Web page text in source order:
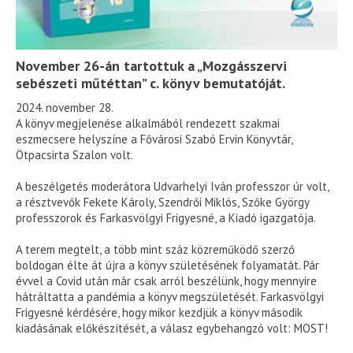
November 26-án tartottuk a „Mozgásszervi
sebészeti műtéttan” c. könyv bemutatóját.
2024. november 28.
A könyv megjelenése alkalmából rendezett szakmai
eszmecsere helyszíne a Fővárosi Szabó Ervin Könyvtár,
Ötpacsirta Szalon volt.
A beszélgetés moderátora Udvarhelyi Iván professzor úr volt,
a résztvevők Fekete Károly, Szendrői Miklós, Szőke György
professzorok és Farkasvölgyi Frigyesné, a Kiadó igazgatója.
A terem megtelt, a több mint száz közreműködő szerző
boldogan élte át újra a könyv születésének folyamatát. Pár
évvel a Covid után már csak arról beszélünk, hogy mennyire
hátráltatta a pandémia a könyv megszületését. Farkasvölgyi
Frigyesné kérdésére, hogy mikor kezdjük a könyv második
kiadásának előkészítését, a válasz egybehangzó volt: MOST!